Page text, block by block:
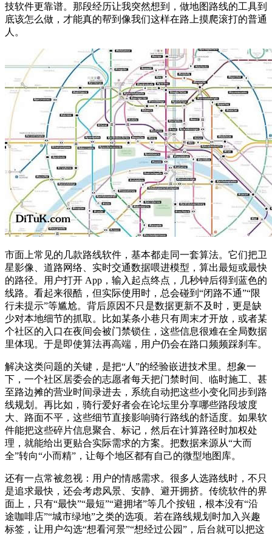
技软件更靠谱。那段经历让我突然想到，做地图路线的工具到
底该怎么做，才能真的帮到像我们这样在路上摸爬滚打的普通
人。
市面上常见的几款路线软件，基本都走同一套算法。它们把卫
星影像、道路网络、实时交通数据喂进模型，算出最短或最快
的路径。用户打开 App，输入起点终点，几秒钟后得到蓝色的
线路。看起来很酷，但实际使用时，总会碰到“闭路不通”“限
行未提示”等尴尬。背后原因不只是数据更新不及时，更是缺
少对本地细节的抓取。比如某条小巷只有周末才开放，或者某
个社区的入口在夜间会被门禁锁住，这些信息很难在全局数据
里体现。于是即使算法再高端，用户仍会在路口频频踩刹车。
解决这类问题的关键，是把“人”的经验嵌进技术里。想象一
下，一个社区居委会的志愿者每天把门禁时间、临时施工、甚
至路边摊的营业时间录进去，系统自动把这些小变化同步到路
线规划。再比如，骑行爱好者会在论坛里分享哪些路段坡度
大、路面不平，这些细节直接影响骑行路线的舒适度。如果软
件能把这些碎片信息聚合、标记，然后在计算路径时加权处
理，就能给出更贴合实际需求的方案。把数据来源从“大而
全”转向“小而精”，让每个地区都有自己的微型地图库。
还有一点常被忽视：用户的情感需求。很多人选路线时，不只
是追求最快，还会考虑风景、安静、避开拥挤。传统软件的界
面上，只有“最快”“最短”“避拥堵”等几个按钮，根本没有“沿
途咖啡店”“城市绿地”之类的选项。若在路线规划时加入兴趣
标签，让用户勾选“想看河景”“想经过公园”，后台就可以把这